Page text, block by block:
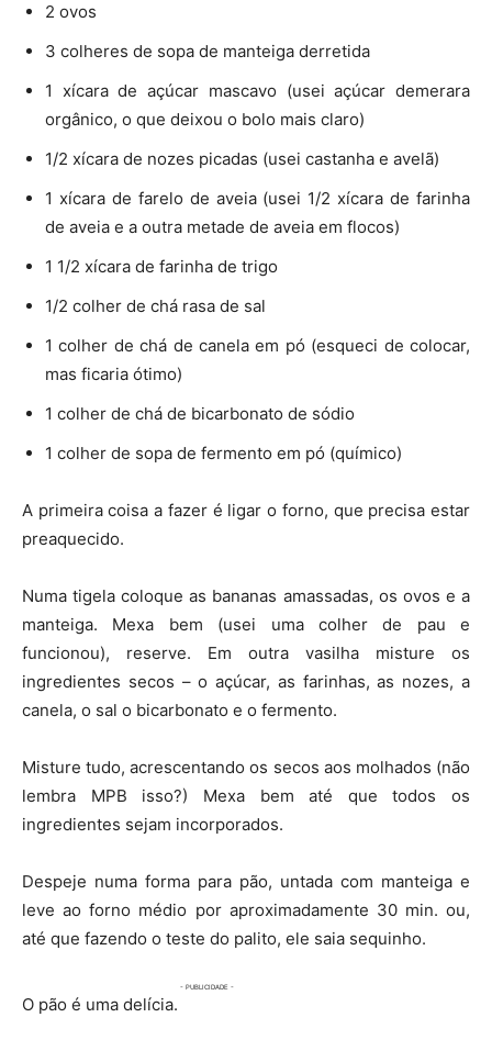
2 ovos
3 colheres de sopa de manteiga derretida
1 xícara de açúcar mascavo (usei açúcar demerara
orgânico, o que deixou o bolo mais claro)
1/2 xícara de nozes picadas (usei castanha e avelã)
1 xícara de farelo de aveia (usei 1/2 xícara de farinha
de aveia e a outra metade de aveia em flocos)
1 1/2 xícara de farinha de trigo
1/2 colher de chá rasa de sal
1 colher de chá de canela em pó (esqueci de colocar,
mas ficaria ótimo)
1 colher de chá de bicarbonato de sódio
1 colher de sopa de fermento em pó (químico)
A primeira coisa a fazer é ligar o forno, que precisa estar
preaquecido.
Numa tigela coloque as bananas amassadas, os ovos e a
manteiga. Mexa bem (usei uma colher de pau e
funcionou), reserve. Em outra vasilha misture os
ingredientes secos – o açúcar, as farinhas, as nozes, a
canela, o sal o bicarbonato e o fermento.
Misture tudo, acrescentando os secos aos molhados (não
lembra MPB isso?) Mexa bem até que todos os
ingredientes sejam incorporados.
Despeje numa forma para pão, untada com manteiga e
leve ao forno médio por aproximadamente 30 min. ou,
até que fazendo o teste do palito, ele saia sequinho.
O pão é uma delícia.